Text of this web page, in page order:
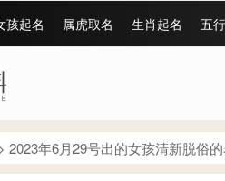
孩起名 属虎取名 生肖起名 五
2023年6月29号出的女孩清新脱俗